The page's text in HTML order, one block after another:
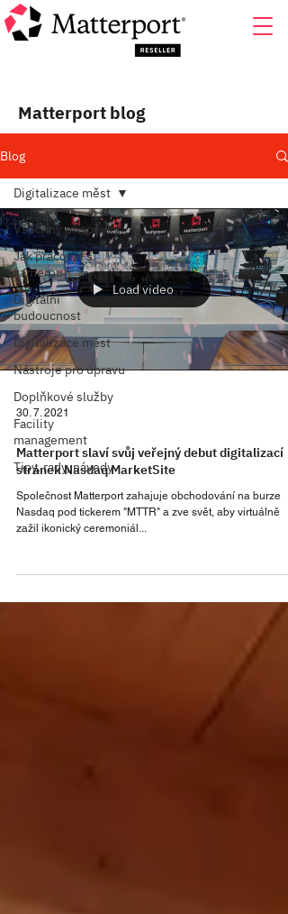
Matterport blog
Blog
Všechny příspěvky
Jak pracovat s
kamerou
Digitální
budoucnost
Digitalizace měst
Nástroje pro úpravu
Doplňkové služby
Facility
management
Tipy, rady, návody
Digitalizace měst
Load video
30. 7. 2021
Matterport slaví svůj veřejný debut digitalizací
stránek Nasdaq MarketSite
Společnost Matterport zahajuje obchodování na burze
Nasdaq pod tickerem "MTTR" a zve svět, aby virtuálně
zažil ikonický ceremoniál...